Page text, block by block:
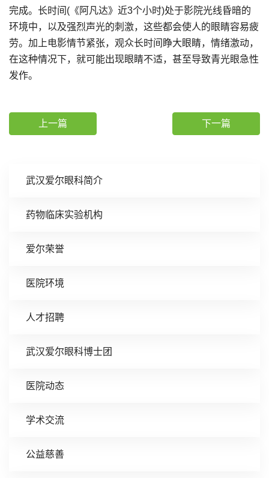
武汉爱尔眼科简介
药物临床实验机构
爱尔荣誉
医院环境
人才招聘
武汉爱尔眼科博士团
医院动态
学术交流
公益慈善
完成。长时间(《阿凡达》近3个小时)处于影院光线昏暗的
环境中，以及强烈声光的刺激，这些都会使人的眼睛容易疲
劳。加上电影情节紧张，观众长时间睁大眼睛，情绪激动，
在这种情况下，就可能出现眼睛不适，甚至导致青光眼急性
发作。
上一篇 下一篇